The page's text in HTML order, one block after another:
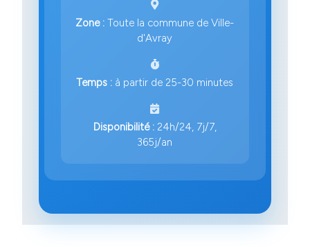
Zone : Toute la commune de Ville-
d'Avray
Temps : à partir de 25-30 minutes
Disponibilité :24h/24, 7j/7,
365j/an